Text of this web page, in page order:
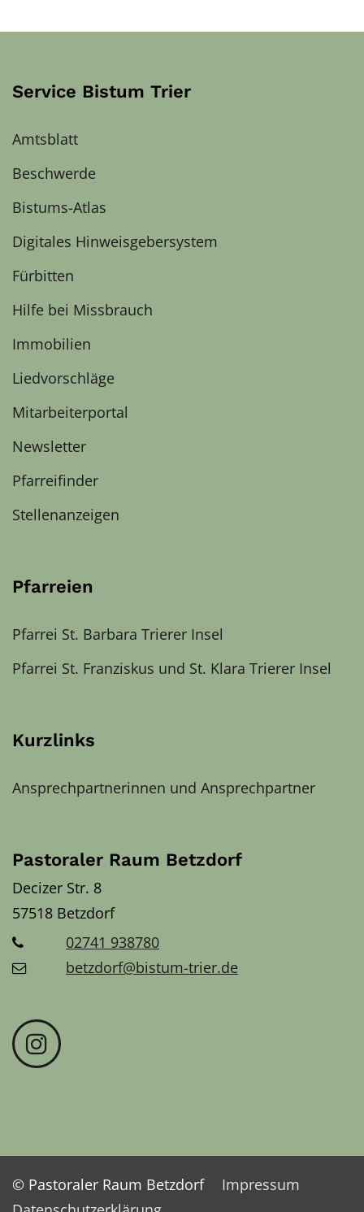
Service Bistum Trier
Amtsblatt
Beschwerde
Bistums-Atlas
Digitales Hinweisgebersystem
Fürbitten
Hilfe bei Missbrauch
Immobilien
Liedvorschläge
Mitarbeiterportal
Newsletter
Pfarreifinder
Stellenanzeigen
Pfarreien
Pfarrei St. Barbara Trierer Insel
Pfarrei St. Franziskus und St. Klara Trierer Insel
Kurzlinks
Ansprechpartnerinnen und Ansprechpartner
Pastoraler Raum Betzdorf
Decizer Str. 8
57518 Betzdorf
02741 938780
betzdorf@bistum-trier.de
© Pastoraler Raum Betzdorf
Impressum